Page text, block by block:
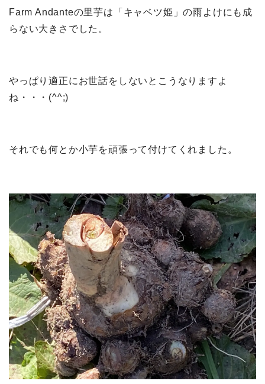
Farm Andanteの里芋は「キャベツ姫」の雨よけにも成
らない大きさでした。
やっぱり適正にお世話をしないとこうなりますよ
ね・・・(^^;)
それでも何とか小芋を頑張って付けてくれました。